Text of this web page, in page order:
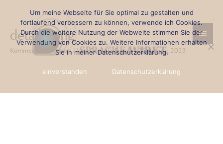
springendetail5.png
Kommentar verfassen / VonCordula Engels/26. Januar 2023
Um meine Webseite für Sie optimal zu gestalten und
fortlaufend verbessern zu können, verwende ich Cookies.
Durch die weitere Nutzung der Webweite stimmen Sie der
Verwendung von Cookies zu. Weitere Informationen erhalten
Sie in meiner Datenschutzerklärung.
einverstanden Datenschutzerklärung